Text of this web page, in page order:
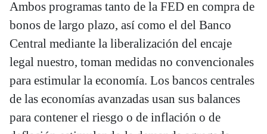
Ambos programas tanto de la FED en compra de
bonos de largo plazo, así como el del Banco
Central mediante la liberalización del encaje
legal nuestro, toman medidas no convencionales
para estimular la economía. Los bancos centrales
de las economías avanzadas usan sus balances
para contener el riesgo o de inflación o de